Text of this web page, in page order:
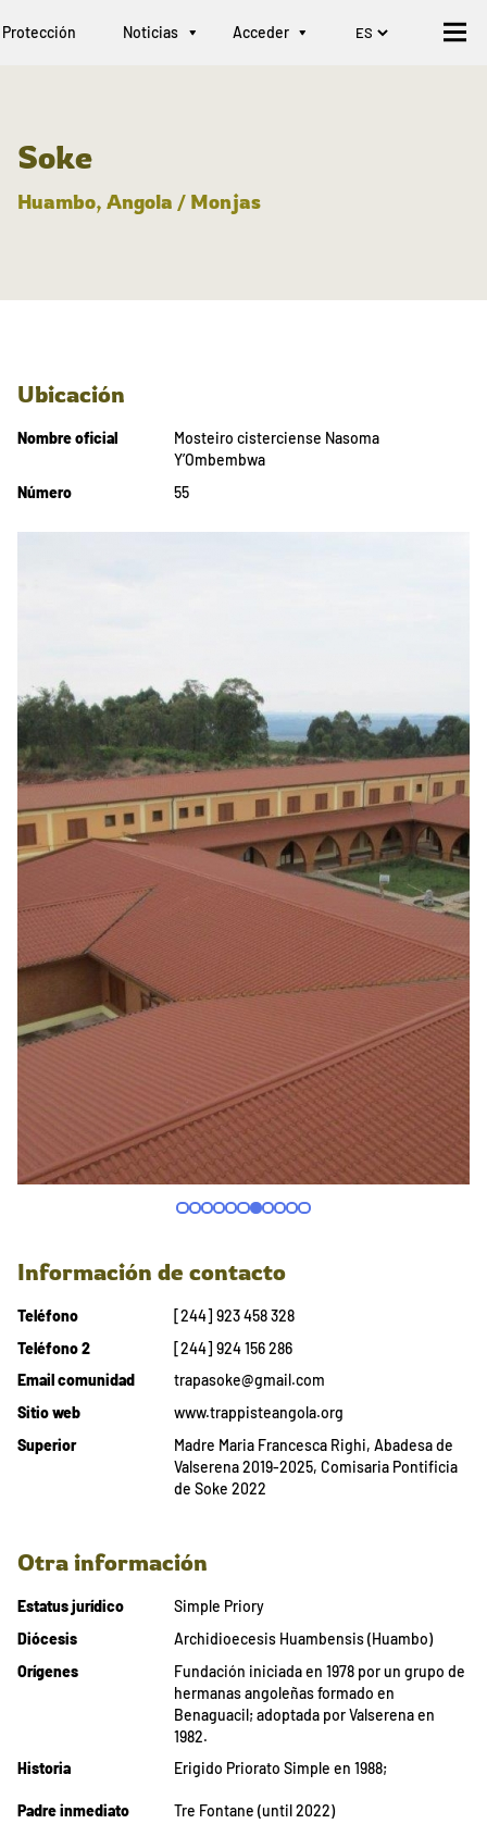
Protección Noticias Acceder
Soke
Huambo, Angola / Monjas
Ubicación
Nombre oficial
Mosteiro cisterciense Nasoma
Y’Ombembwa
Número
55
Información de contacto
Teléfono
[244] 923 458 328
Teléfono 2
[244] 924 156 286
Email comunidad
trapasoke@gmail.com
Sitio web
www.trappisteangola.org
Superior
Madre Maria Francesca Righi, Abadesa de
Valserena 2019-2025, Comisaria Pontificia
de Soke 2022
Otra información
Estatus jurídico
Simple Priory
Diócesis
Archidioecesis Huambensis (Huambo)
Orígenes
Fundación iniciada en 1978 por un grupo de
hermanas angoleñas formado en
Benaguacil; adoptada por Valserena en
1982.
Historia
Erigido Priorato Simple en 1988;
Padre inmediato
Tre Fontane (until 2022)